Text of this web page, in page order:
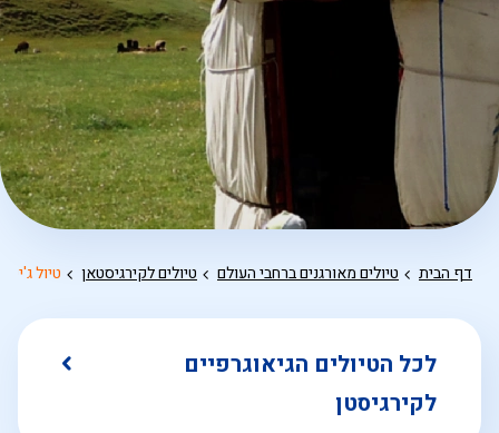
דף הבית טיולים מאורגנים ברחבי העולם טיולים לקירגיסטאן טיול
לכל הטיולים הגיאוגרפיים
לקירגיסטן